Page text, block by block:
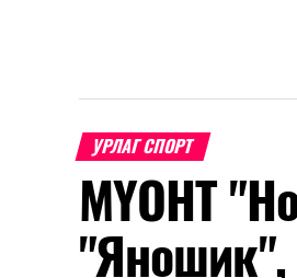
гаргасан
УРЛАГ СПОРТ
МҮОНТ
"Яношик",